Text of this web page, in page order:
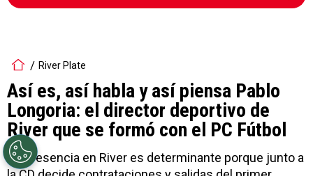
River Plate
Así es, así habla y así piensa Pablo
Longoria: el director deportivo de
River que se formó con el PC Fútbol
Su presencia en River es determinante porque junto a